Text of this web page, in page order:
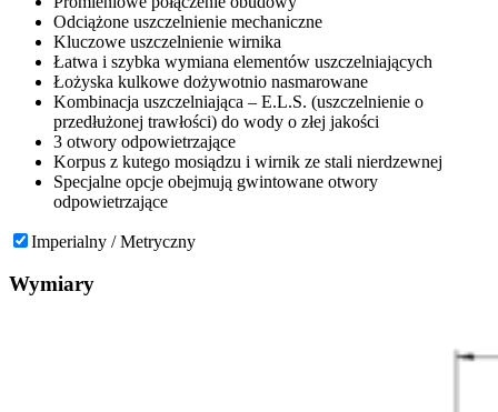
Odciążone uszczelnienie mechaniczne
Kluczowe uszczelnienie wirnika
Łatwa i szybka wymiana elementów uszczelniających
Łożyska kulkowe dożywotnio nasmarowane
Kombinacja uszczelniająca – E.L.S. (uszczelnienie o
przedłużonej trawłości) do wody o złej jakości
3 otwory odpowietrzające
Korpus z kutego mosiądzu i wirnik ze stali nierdzewnej
Specjalne opcje obejmują gwintowane otwory
odpowietrzające
Imperialny / Metryczny
Wymiary